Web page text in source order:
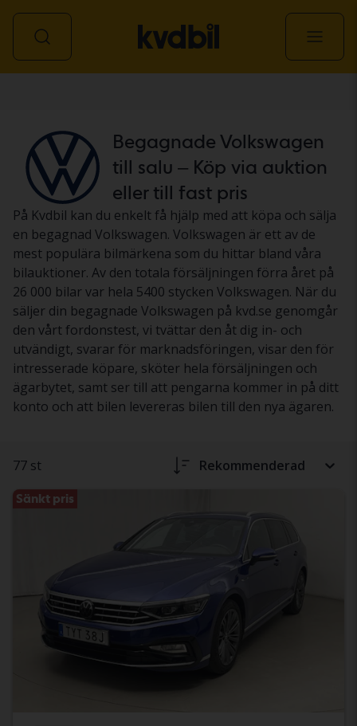
Begagnade Volkswagen
till salu – Köp via auktion
eller till fast pris
På Kvdbil kan du enkelt få hjälp med att köpa och sälja
en begagnad Volkswagen. Volkswagen är ett av de
mest populära bilmärkena som du hittar bland våra
bilauktioner. Av den totala försäljningen förra året på
26 000 bilar var hela 5400 stycken Volkswagen. När du
säljer din begagnade Volkswagen på kvd.se genomgår
den vårt fordonstest, vi tvättar den åt dig in- och
utvändigt, svarar för marknadsföringen, visar den för
intresserade köpare, sköter hela försäljningen och
ägarbytet, samt ser till att pengarna kommer in på ditt
konto och att bilen levereras bilen till den nya ägaren.
77 st Rekommenderad
Sänkt pris